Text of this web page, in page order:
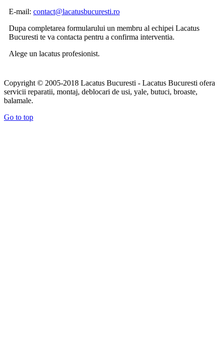
E-mail: contact@lacatusbucuresti.ro
Dupa completarea formularului un membru al echipei Lacatus
Bucuresti te va contacta pentru a confirma interventia.
Alege un lacatus profesionist.
Copyright © 2005-2018 Lacatus Bucuresti - Lacatus Bucuresti ofera
servicii reparatii, montaj, deblocari de usi, yale, butuci, broaste,
balamale.
Go to top